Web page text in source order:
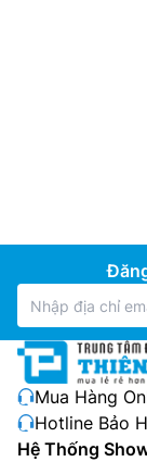
Mua Hàng
Hotline Bảo
Hệ Thống